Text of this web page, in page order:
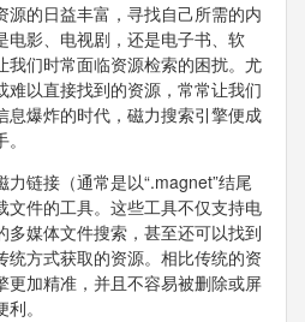
源的日益丰富，寻找自己所需的内
电影、电视剧，还是电子书、软
我们时常面临资源检索的困扰。尤
难以直接找到的资源，常常让我们
息爆炸的时代，磁力搜索引擎便成
链接（通常是以“.magnet”结尾
文件的工具。这些工具不仅支持电
多媒体文件搜索，甚至还可以找到
统方式获取的资源。相比传统的资
更加精准，并且不容易被删除或屏
。